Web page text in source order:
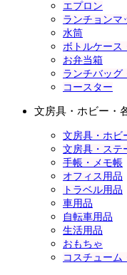
エプロン
ランチョンマ
水筒
ボトルケース
お弁当箱
ランチバッグ
コースター
文房具・ホビー・
文房具・ホビ
文房具・ステ
手帳・メモ帳
オフィス用品
トラベル用品
車用品
自転車用品
生活用品
おもちゃ
コスチューム